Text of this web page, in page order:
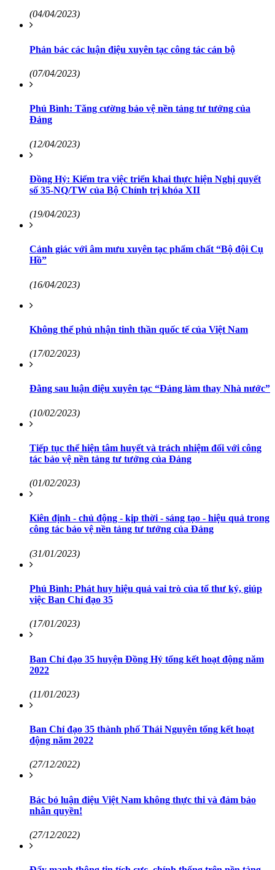
(04/04/2023)
Phản bác các luận điệu xuyên tạc công tác cán bộ
(07/04/2023)
Phú Bình: Tăng cường bảo vệ nền tảng tư tưởng của
Đảng
(12/04/2023)
Đồng Hỷ: Kiểm tra việc triển khai thực hiện Nghị quyết
số 35-NQ/TW của Bộ Chính trị khóa XII
(19/04/2023)
Cảnh giác với âm mưu xuyên tạc phẩm chất “Bộ đội Cụ
Hồ”
(16/04/2023)
Không thể phủ nhận tinh thần quốc tế của Việt Nam
(17/02/2023)
Đằng sau luận điệu xuyên tạc “Đảng làm thay Nhà nước”
(10/02/2023)
Tiếp tục thể hiện tâm huyết và trách nhiệm đối với công
tác bảo vệ nền tảng tư tưởng của Đảng
(01/02/2023)
Kiên định - chủ động - kịp thời - sáng tạo - hiệu quả trong
công tác bảo vệ nền tảng tư tưởng của Đảng
(31/01/2023)
Phú Bình: Phát huy hiệu quả vai trò của tổ thư ký, giúp
việc Ban Chỉ đạo 35
(17/01/2023)
Ban Chỉ đạo 35 huyện Đồng Hỷ tổng kết hoạt động năm
2022
(11/01/2023)
Ban Chỉ đạo 35 thành phố Thái Nguyên tổng kết hoạt
động năm 2022
(27/12/2022)
Bác bỏ luận điệu Việt Nam không thực thi và đảm bảo
nhân quyền!
(27/12/2022)